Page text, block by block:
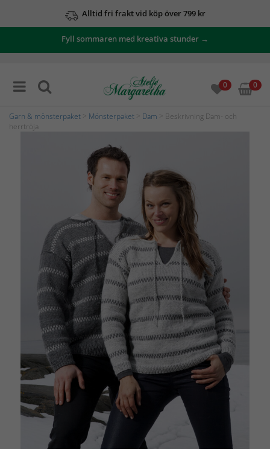
Alltid fri frakt vid köp över 799 kr
Fyll sommaren med kreativa stunder →
0 0
Garn & mönsterpaket Mönsterpaket Dam > Beskrivning Dam- och
herrtröja